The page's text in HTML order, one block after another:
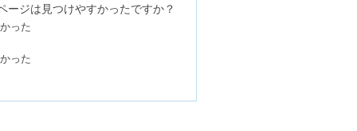
ージは見つけやすかったですか？
った
った